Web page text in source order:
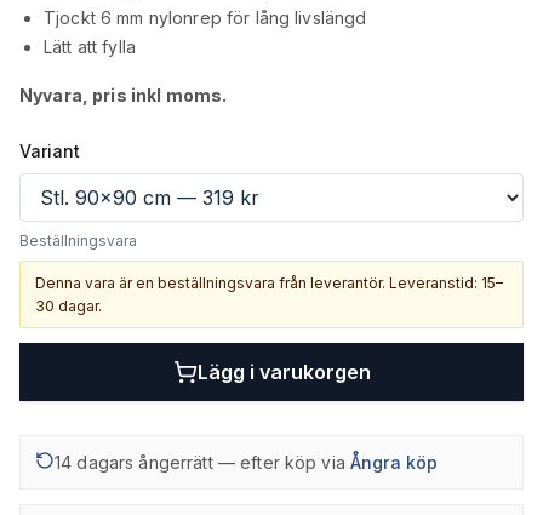
Tjockt 6 mm nylonrep för lång livslängd
Lätt att fylla
Nyvara, pris inkl moms.
Variant
Beställningsvara
Denna vara är en beställningsvara från leverantör. Leveranstid: 15–
30 dagar.
Lägg i varukorgen
14 dagars ångerrätt — efter köp via Ångra köp